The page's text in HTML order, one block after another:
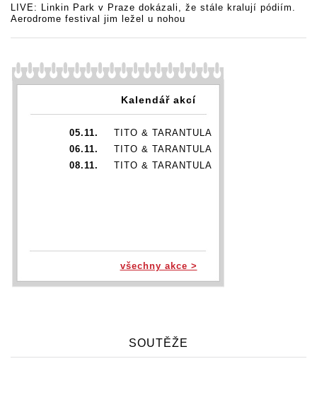
LIVE: Linkin Park v Praze dokázali, že stále kralují pódiím.
Aerodrome festival jim ležel u nohou
Kalendář akcí
05.11.
TITO & TARANTULA
06.11.
TITO & TARANTULA
08.11.
TITO & TARANTULA
všechny akce >
SOUTĚŽE